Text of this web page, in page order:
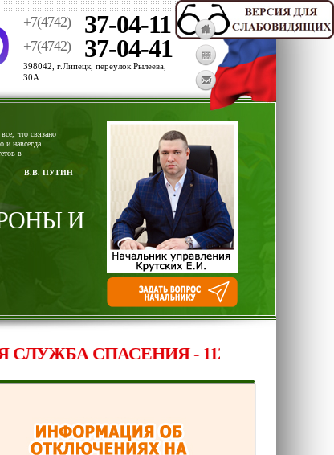
+7(4742) 37-04-11
+7(4742) 37-04-41
398042, г.Липецк, переулок Рылеева,
30А
что связано
и навсегда
в
В.В. ПУТИН
И
СПАСЕНИЯ - 112,